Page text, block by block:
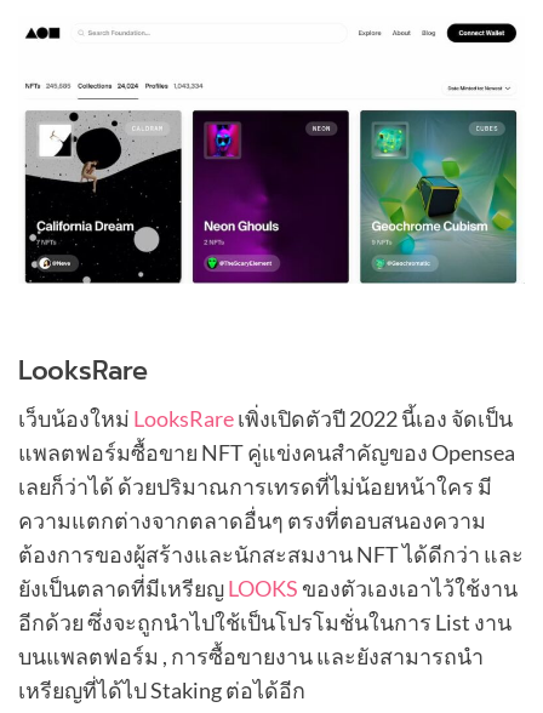
LooksRare
เว็บน้องใหม่ LooksRareเพิ่งเปิดตัวปี 2022 นี้เอง จัดเป็น
แพลตฟอร์มซื้อขาย NFT คู่แข่งคนสำคัญของ Opensea
เลยก็ว่าได้ ด้วยปริมาณการเทรดที่ไม่น้อยหน้าใคร มี
ความแตกต่างจากตลาดอื่นๆ ตรงที่ตอบสนองความ
ต้องการของผู้สร้างและนักสะสมงาน NFT ได้ดีกว่า และ
ยังเป็นตลาดที่มีเหรียญLOOKS ของตัวเองเอาไว้ใช้งาน
อีกด้วย ซึ่งจะถูกนำไปใช้เป็นโปรโมชั่นในการ List งาน
บนแพลตฟอร์ม , การซื้อขายงาน และยังสามารถนำ
เหรียญที่ได้ไป Staking ต่อได้อีก